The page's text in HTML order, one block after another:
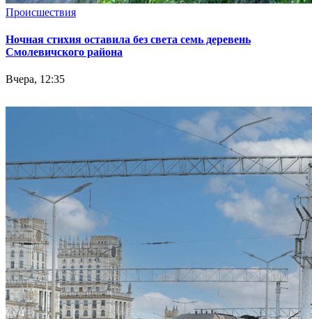
Происшествия
Ночная стихия оставила без света семь деревень
Смолевичского района
Вчера, 12:35